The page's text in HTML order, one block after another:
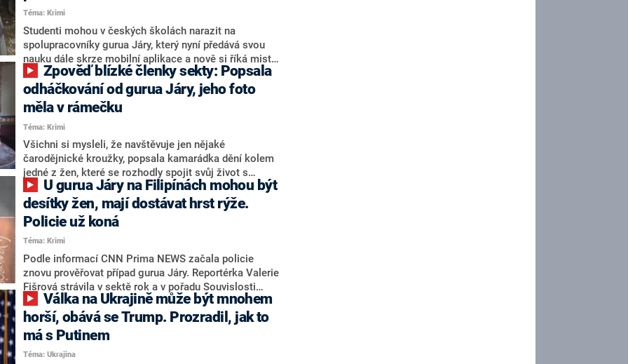
Téma: Krimi
Studenti mohou v českých školách narazit na
spolupracovníky gurua Járy, který nyní předává svou
nauku dále skrze mobilní aplikace a nově si říká mistr
Jahra. Pátrání zavedlo reportérku CNN Prima NEWS
až do Liberce nebo Olomouce. Ředitel střední školy,
na níž jedna z předních členek sekty vyučuje, reagoval
slovy, že podnikl příslušné kroky. Studenti však tvrdí,
že jméno gurua Járy při výuce nikdy nepadlo.
odháčkování od gurua Járy, jeho foto
měla v rámečku
Téma: Krimi
Všichni si mysleli, že navštěvuje jen nějaké
čarodějnické kroužky, popsala kamarádka dění kolem
jedné z žen, které se rozhodly spojit svůj život s
Jaroslavem Dobešem, tedy guruem Járou. Jiná žena,
která také žije za zdmi sídla společenství na
Filipínách, podle nejbližších po odjezdu do Asie
komunikovala velmi stroze. Samozvaný guru káže
přes mobilní aplikace a pod přezdívkou mistr Jahra
stále provozuje svou nauku. Soudní znalkyně, která
vyšetřovala oběti po takzvaném „odháčkování“,
upozornila, že chod komunity nezávisí jen na
samozvaném guruovi, ale i na jeho nejbližších
spolupracovnicích.
desítky žen, mají dostávat hrst rýže.
Policie už koná
Téma: Krimi
Podle informací CNN Prima NEWS začala policie
znovu prověřovat případ gurua Járy. Reportérka Valerie
Fišrová strávila v sektě rok a v pořadu Souvislosti
popsala manipulativní techniky, které stále dokáží
ovlivnit řadu dívek a žen. Mimo jiné přinesla i
svědectví rodin, jejichž příbuzní podlehli vlivu hnutí
samozvaného duchovního vůdce, který káže přes
mobilní aplikace a říká si mistr Jahra.
horší, obává se Trump. Prozradil, jak to
má s Putinem
Téma: Ukrajina